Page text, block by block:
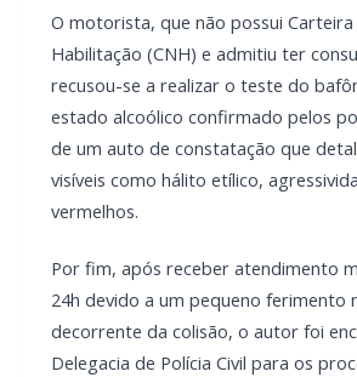
163 em Toledo
Alguns moradores próximos
hostil, mas também foram contidos
O homem passou a proferir
chutes no compartimento de presos
acabou trincando o revestimento
O motorista, que não possui Carteira